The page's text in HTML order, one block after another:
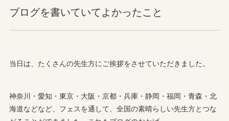
ブログを書いていてよかったこと
当日は、たくさんの先生方にご挨拶をさせていただきました。
神奈川・愛知・東京・大阪・京都・兵庫・静岡・福岡・青森・北
海道などなど、フェスを通して、全国の素晴らしい先生方とつな